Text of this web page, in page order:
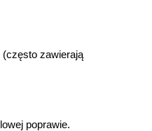
(często zawierają
poprawie.